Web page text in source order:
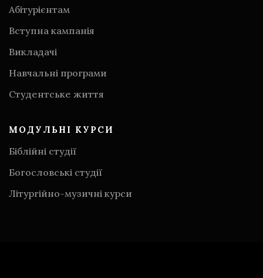
Абітурієнтам
Вступна кампанія
Викладачі
Навчальні програми
Студентське життя
МОДУЛЬНІ КУРСИ
Біблійні студії
Богословські студії
Літургійно-музичні курси